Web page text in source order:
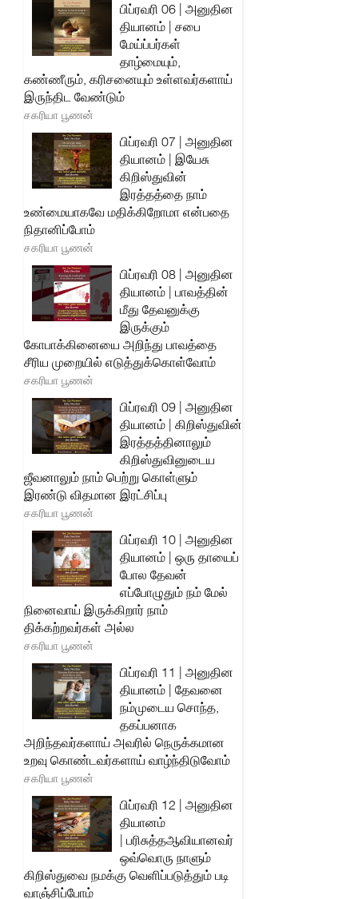
பிப்ரவரி 06 | அனுதின
தியானம் | சபை
மேய்ப்பர்கள்
தாழ்மையும்,
கண்ணீரும், கரிசனையும் உள்ளவர்களாய்
இருந்திட வேண்டும்
சகரியா பூணன்
பிப்ரவரி 07 | அனுதின
தியானம் | இயேசு
கிறிஸ்துவின்
இரத்தத்தை நாம்
உண்மையாகவே மதிக்கிறோமா என்பதை
நிதானிப்போம்
சகரியா பூணன்
பிப்ரவரி 08 | அனுதின
தியானம் | பாவத்தின்
மீது தேவனுக்கு
இருக்கும்
கோபாக்கினையை அறிந்து பாவத்தை
சீரிய முறையில் எடுத்துக்கொள்வோம்
சகரியா பூணன்
பிப்ரவரி 09 | அனுதின
தியானம் | கிறிஸ்துவின்
இரத்தத்தினாலும்
கிறிஸ்துவினுடைய
ஜீவனாலும் நாம் பெற்று கொள்ளும்
இரண்டு விதமான இரட்சிப்பு
சகரியா பூணன்
பிப்ரவரி 10 | அனுதின
தியானம் | ஒரு தாயைப்
போல தேவன்
எப்போழுதும் நம் மேல்
நினைவாய் இருக்கிறார் நாம்
திக்கற்றவர்கள் அல்ல
சகரியா பூணன்
பிப்ரவரி 11 | அனுதின
தியானம் | தேவனை
நம்முடைய சொந்த,
தகப்பனாக
அறிந்தவர்களாய் அவரில் நெருக்கமான
உறவு கொண்டவர்களாய் வாழ்ந்திடுவோம்
சகரியா பூணன்
பிப்ரவரி 12 | அனுதின
தியானம்
| பரிசுத்தஆவியானவர்
ஒவ்வொரு நாளும்
கிறிஸ்துவை நமக்கு வெளிப்படுத்தும் படி
வாஞ்சிப்போம்